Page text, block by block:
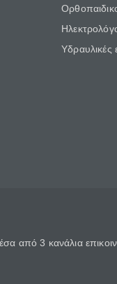
Υδραυλικές
από 3 κανάλια